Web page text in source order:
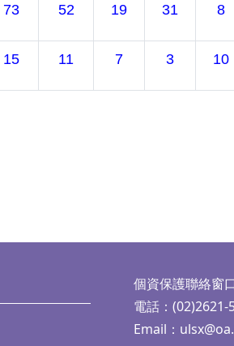
73 52 19 31 8
15 11 7 3 10
個資保護聯絡窗
電話：(02)2621-
Email：